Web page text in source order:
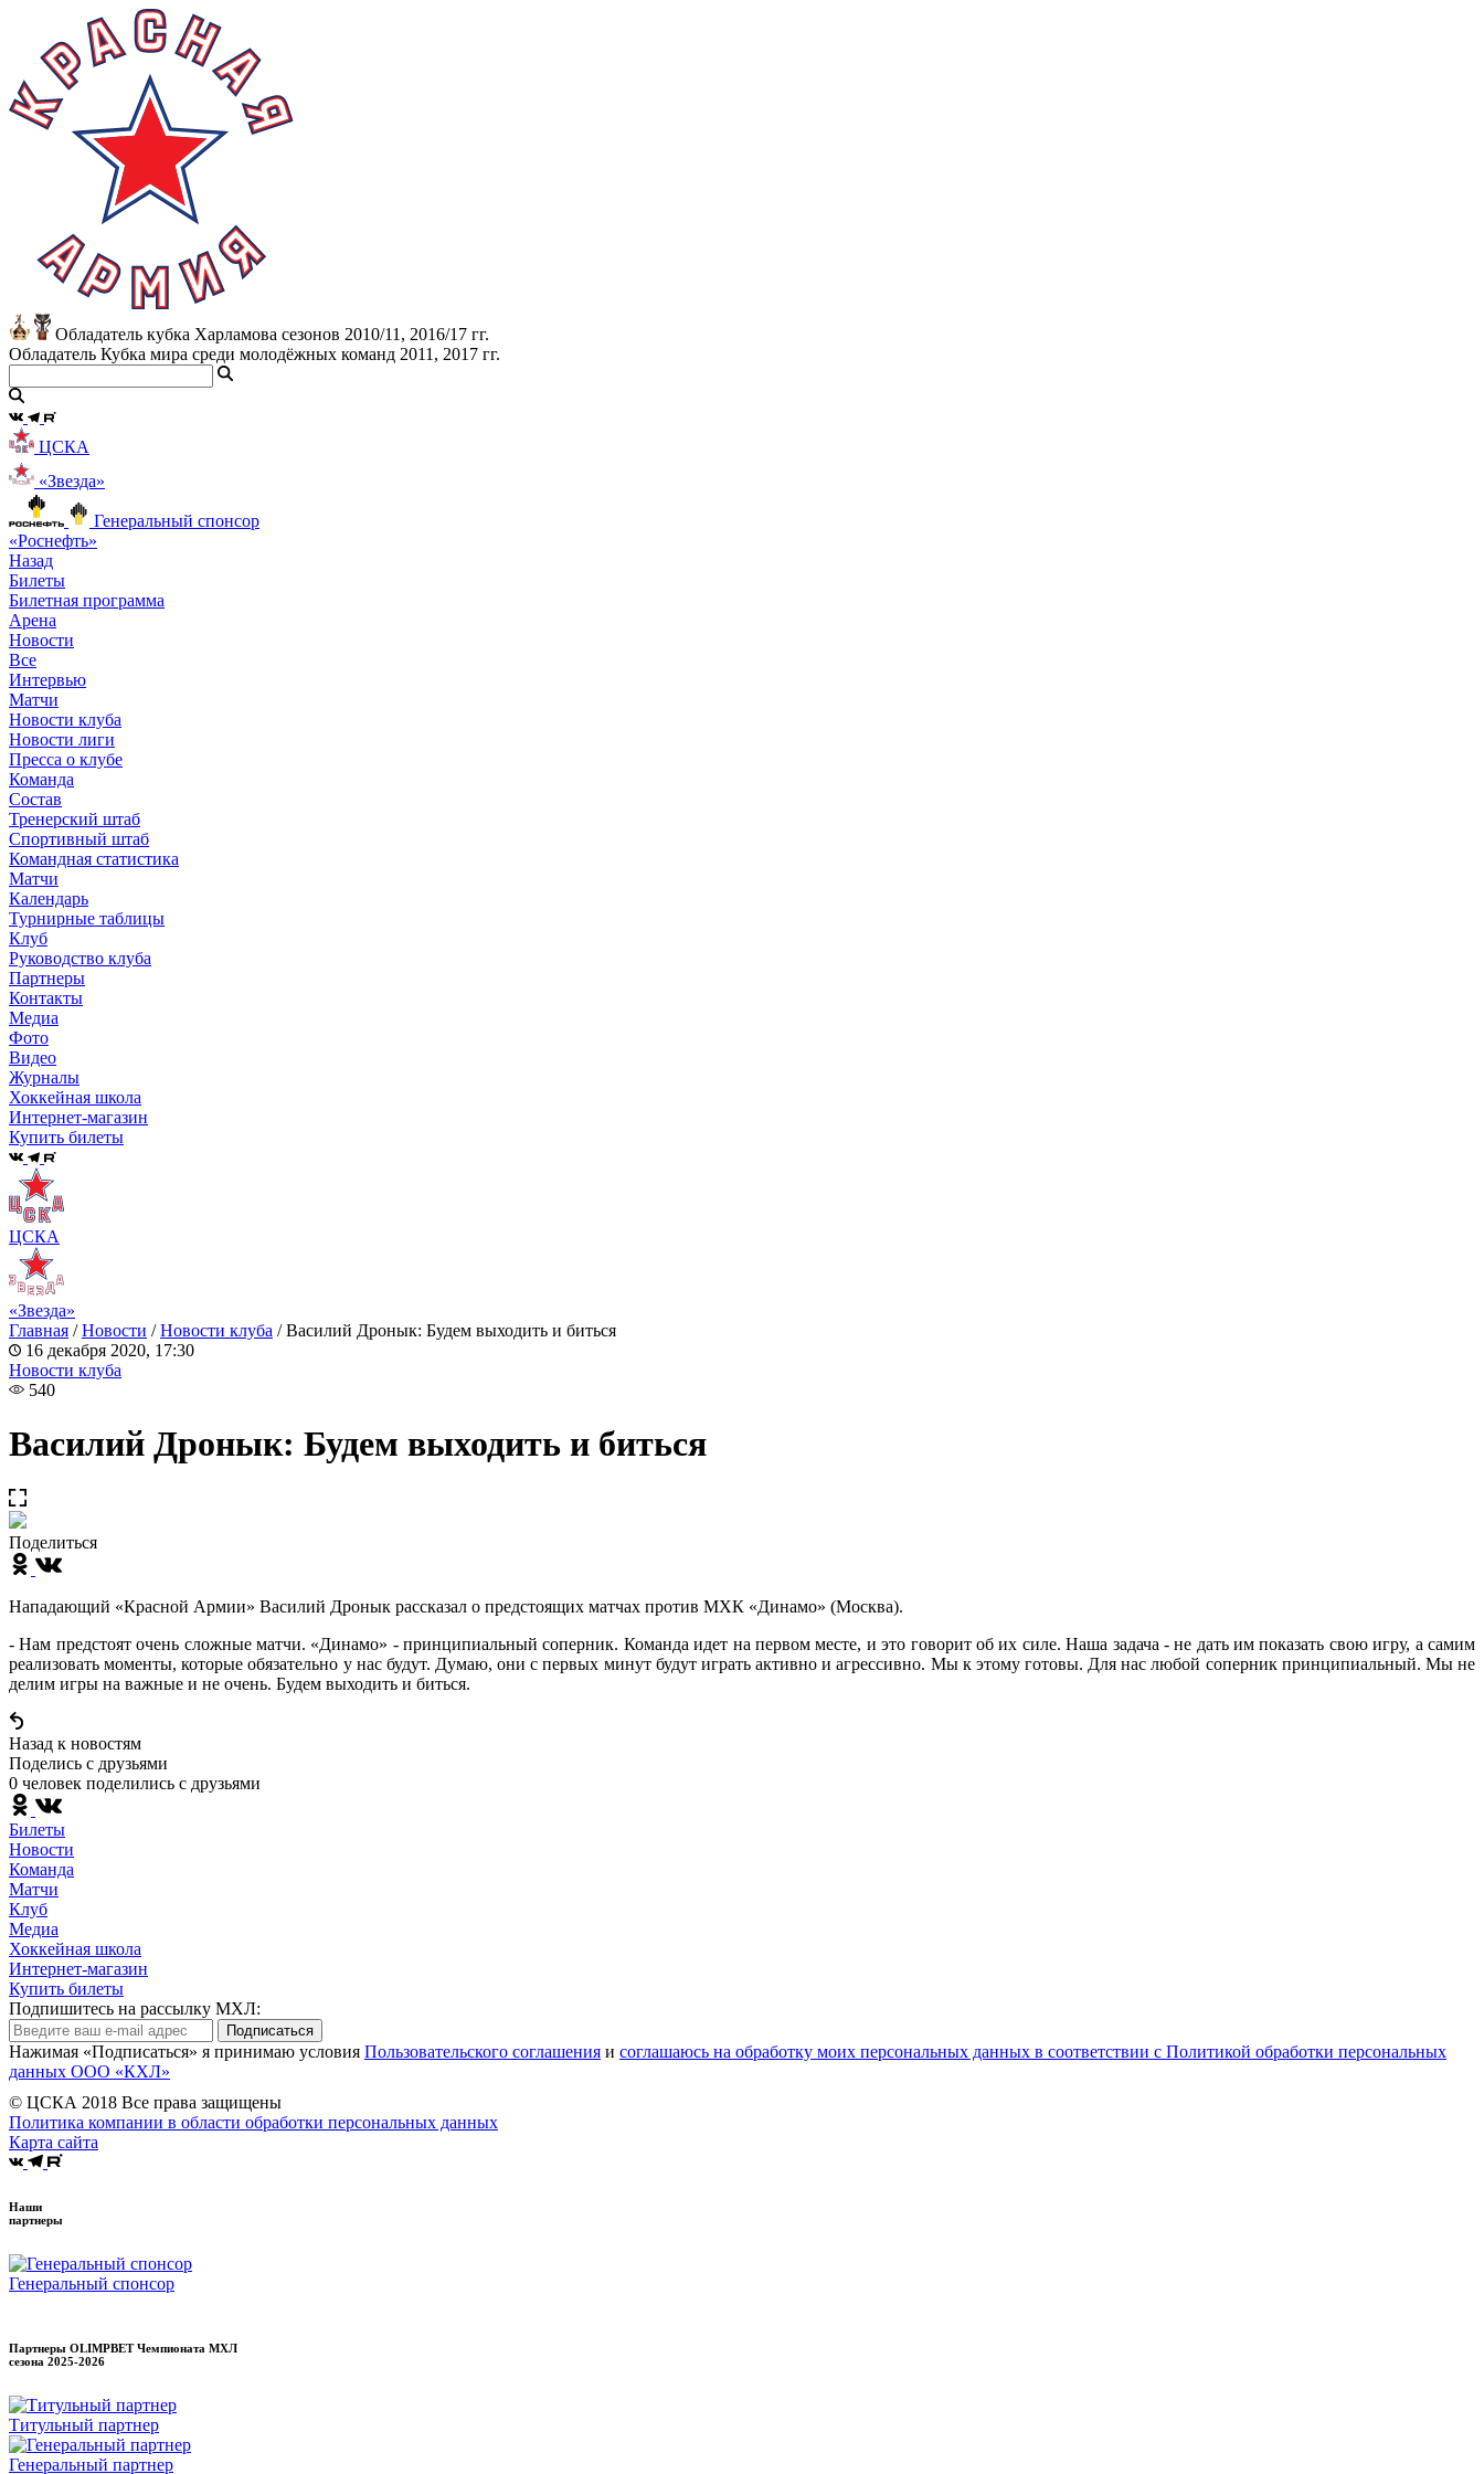
Обладатель кубка Харламова сезонов 2010/11, 2016/17 гг.
Обладатель Кубка мира среди молодёжных команд 2011, 2017 гг.
ЦСКА
«Звезда»
Генеральный спонсор
«Роснефть»
Назад
Билеты
Билетная программа
Арена
Новости
Все
Интервью
Матчи
Новости клуба
Новости лиги
Пресса о клубе
Команда
Состав
Тренерский штаб
Спортивный штаб
Командная статистика
Матчи
Календарь
Турнирные таблицы
Клуб
Руководство клуба
Партнеры
Контакты
Медиа
Фото
Видео
Журналы
Хоккейная школа
Интернет-магазин
Купить билеты
ЦСКА
«Звезда»
Главная /Новости /Новости клуба /Василий Дронык: Будем выходить и биться
16 декабря 2020, 17:30
Новости клуба
540
Василий Дронык: Будем выходить и биться
Поделиться
Нападающий «Красной Армии» Василий Дронык рассказал о предстоящих матчах против МХК «Динамо» (Москва).
- Нам предстоят очень сложные матчи. «Динамо» - принципиальный соперник. Команда идет на первом месте, и это говорит об их силе. Наша задача - не дать им показать свою игру, а самим
реализовать моменты, которые обязательно у нас будут. Думаю, они с первых минут будут играть активно и агрессивно. Мы к этому готовы. Для нас любой соперник принципиальный. Мы не
делим игры на важные и не очень. Будем выходить и биться.
Назад к новостям
Поделись c друзьями
0 человек поделились c друзьями
Билеты
Новости
Команда
Матчи
Клуб
Медиа
Хоккейная школа
Интернет-магазин
Купить билеты
Подпишитесь на рассылку МХЛ:
Подписаться
Нажимая «Подписаться» я принимаю условия Пользовательского соглашения и соглашаюсь на обработку моих персональных данных в соответствии с Политикой обработки персональных
данных ООО «КХЛ»
© ЦСКА 2018 Все права защищены
Политика компании в области обработки персональных данных
Карта сайта
Наши
партнеры
Генеральный спонсор
Партнеры OLIMPBET Чемпионата МХЛ
сезона 2025-2026
Титульный партнер
Генеральный партнер